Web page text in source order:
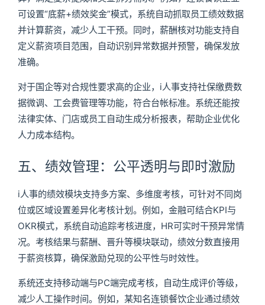
可设置“底薪+绩效奖金”模式，系统自动抓取员工绩效数据
并计算薪资，减少人工干预。同时，薪酬核对功能支持自
定义薪资项目范围，自动识别异常数据并预警，确保发放
准确。
对于国企等对合规性要求高的企业，i人事支持社保缴费数
据微调、工会费管理等功能，符合台帐标准。系统还能按
法律实体、门店或员工自动生成分析报表，帮助企业优化
人力成本结构。
五、绩效管理：公平透明与即时激励
i人事的绩效模块支持多方案、多维度考核，可针对不同岗
位或区域设置差异化考核计划。例如，金融可结合KPI与
OKR模式，系统自动追踪考核进度，HR可实时干预异常情
况。考核结果与薪酬、晋升等模块联动，绩效分数直接用
于薪资核算，确保激励兑现的公平性与时效性。
系统还支持移动端与PC端完成考核，自动生成评价等级，
减少人工操作时间。例如，某知名连锁餐饮企业通过绩效